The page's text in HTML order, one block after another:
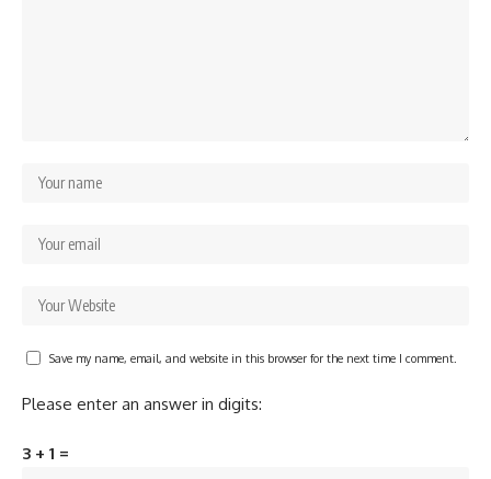
Save my name, email, and website in this browser for the next time I comment.
Please enter an answer in digits:
3 + 1 =